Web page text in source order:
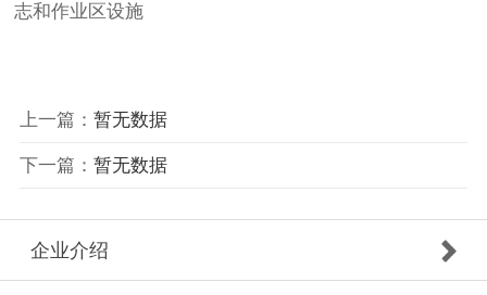
志和作业区设施
上一篇： 暂无数据
下一篇： 暂无数据
企业介绍